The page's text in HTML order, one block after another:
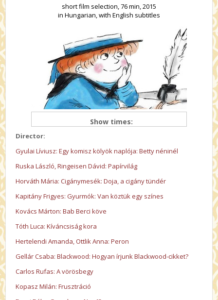
short film selection, 76 min, 2015
in Hungarian, with English subtitles
Show times:
Director:
Gyulai Líviusz: Egy komisz kölyök naplója: Betty néninél
Ruska László, Ringeisen Dávid: Papírvilág
Horváth Mária: Cigánymesék: Doja, a cigány tündér
Kapitány Frigyes: Gyurmók: Van köztük egy színes
Kovács Márton: Bab Berci köve
Tóth Luca: Kíváncsiság kora
Hertelendi Amanda, Ottlik Anna: Peron
Gellár Csaba: Blackwood: Hogyan írjunk Blackwood-cikket?
Carlos Rufas: A vörösbegy
Kopasz Milán: Frusztráció